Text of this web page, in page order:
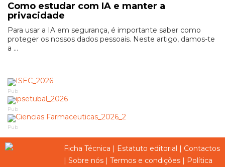
Como estudar com IA e manter a
privacidade
Para usar a IA em segurança, é importante saber como
proteger os nossos dados pessoais. Neste artigo, damos-te
a ...
Pub
Pub
Pub
Ficha Técnica | Estatuto editorial | Contactos
| Sobre nós | Termos e condições | Política